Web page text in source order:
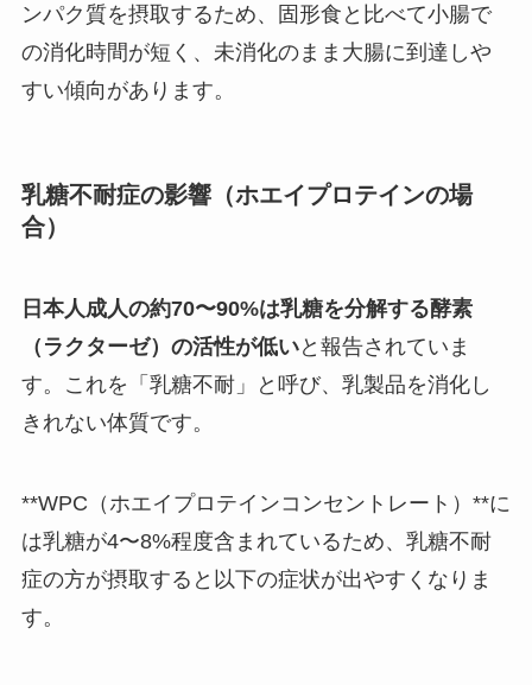
ンパク質を摂取するため、固形食と比べて小腸で
の消化時間が短く、未消化のまま大腸に到達しや
すい傾向があります。
乳糖不耐症の影響（ホエイプロテインの場
合）
日本人成人の約70〜90%は乳糖を分解する酵素
（ラクターゼ）の活性が低いと報告されていま
す。これを「乳糖不耐」と呼び、乳製品を消化し
きれない体質です。
**WPC（ホエイプロテインコンセントレート）**に
は乳糖が4〜8%程度含まれているため、乳糖不耐
症の方が摂取すると以下の症状が出やすくなりま
す。